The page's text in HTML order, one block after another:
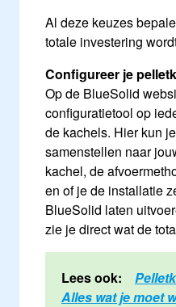
Al deze keuzes
totale investering
Configureer je
Op de BlueSolid
configuratietool op
de kachels. Hier kun
samenstellen naar
kachel, de
en of je de installatie
BlueSolid laten
zie je direct wat de
Lees ook:
Alles wat je moet